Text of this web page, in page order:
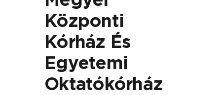
Központi
Kórház És
Egyetemi
Oktatókórház